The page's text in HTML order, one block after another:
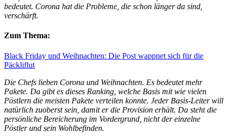
bedeutet. Corona hat die Probleme, die schon länger da sind,
verschärft.
Zum Thema:
Black Friday und Weihnachten: Die Post wappnet sich für die
Päckliflut
Die Chefs lieben Corona und Weihnachten. Es bedeutet mehr
Pakete. Da gibt es dieses Ranking, welche Basis mit wie vielen
Pöstlern die meisten Pakete verteilen konnte. Jeder Basis-Leiter will
natürlich zuoberst sein, damit er die Provision erhält. Da steht die
persönliche Bereicherung im Vordergrund, nicht der einzelne
Pöstler und sein Wohlbefinden.